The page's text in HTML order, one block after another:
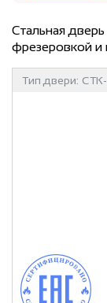
Стальная
фрезеровкой и
Тип двери: